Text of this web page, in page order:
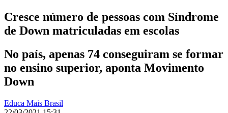
Cresce número de pessoas com Síndrome
de Down matriculadas em escolas
No país, apenas 74 conseguiram se formar
no ensino superior, aponta Movimento
Down
Educa Mais Brasil